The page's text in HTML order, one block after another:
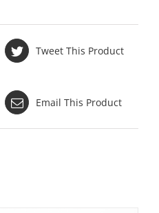
Tweet This Product
Email This Product